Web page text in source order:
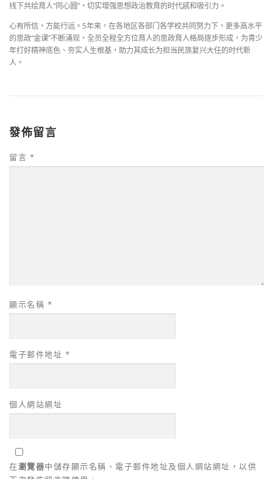
线下共绘育人“同心圆”，切实增强思想政治教育的时代感和吸引力。
心有所信，方能行远。5年来，在各地区各部门各学校共同努力下，更多高水平
的思政“金课”不断涌现，全员全程全方位育人的思政育人格局逐步形成，为青少
年打好精神底色、夯实人生根基，助力其成长为担当民族复兴大任的时代新
人。
發佈留言
留言 *
顯示名稱 *
電子郵件地址 *
個人網站網址
在瀏覽器中儲存顯示名稱、電子郵件地址及個人網站網址，以供